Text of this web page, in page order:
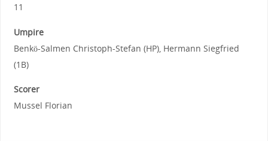
11
Umpire
Benkö-Salmen Christoph-Stefan (HP), Hermann Siegfried
(1B)
Scorer
Mussel Florian